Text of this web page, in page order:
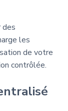
des
les
de votre
contrôlée.